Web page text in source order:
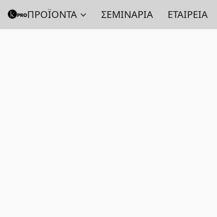
ΠΡΟΪΟΝΤΑ ΣΕΜΙΝΑΡΙΑ ΕΤΑΙΡΕΙΑ